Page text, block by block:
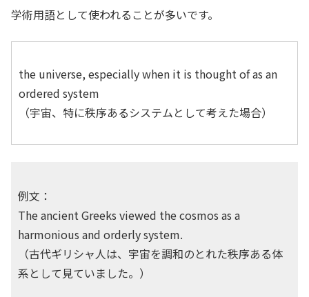
学術用語として使われることが多いです。
the universe, especially when it is thought of as an
ordered system
（宇宙、特に秩序あるシステムとして考えた場合）
例文：
The ancient Greeks viewed the cosmos as a
harmonious and orderly system.
（古代ギリシャ人は、宇宙を調和のとれた秩序ある体
系として見ていました。）